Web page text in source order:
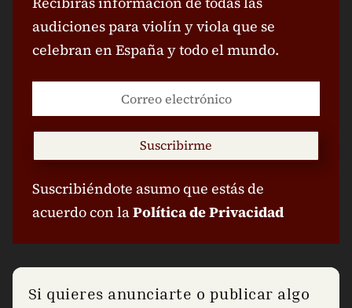
audiciones para violín y viola que se
celebran en España y todo el mundo.
Suscribirme
Suscribiéndote asumo que estás de
acuerdo con laPolítica de Privacidad
Si quieres anunciarte o publicar algo